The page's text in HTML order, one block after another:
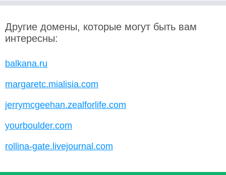
Другие домены, которые могут быть вам
интересны:
balkana.ru
margaretc.mialisia.com
jerrymcgeehan.zealforlife.com
yourboulder.com
rollina-gate.livejournal.com